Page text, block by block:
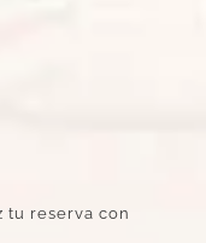
tu reserva con